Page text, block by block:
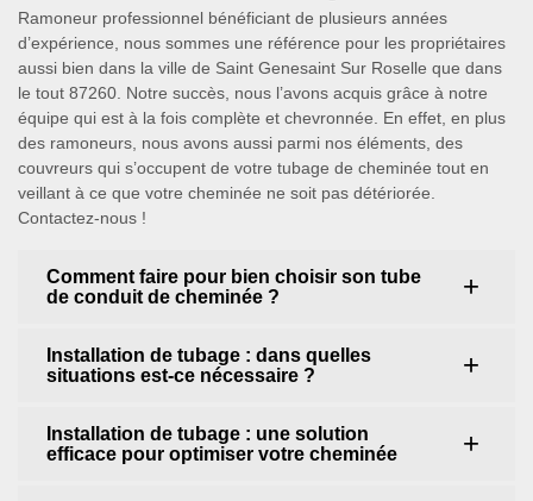
Ramoneur professionnel bénéficiant de plusieurs années
d’expérience, nous sommes une référence pour les propriétaires
aussi bien dans la ville de Saint Genesaint Sur Roselle que dans
le tout 87260. Notre succès, nous l’avons acquis grâce à notre
équipe qui est à la fois complète et chevronnée. En effet, en plus
des ramoneurs, nous avons aussi parmi nos éléments, des
couvreurs qui s’occupent de votre tubage de cheminée tout en
veillant à ce que votre cheminée ne soit pas détériorée.
Contactez-nous !
Comment faire pour bien choisir son tube
de conduit de cheminée ?
Installation de tubage : dans quelles
situations est-ce nécessaire ?
Installation de tubage : une solution
efficace pour optimiser votre cheminée